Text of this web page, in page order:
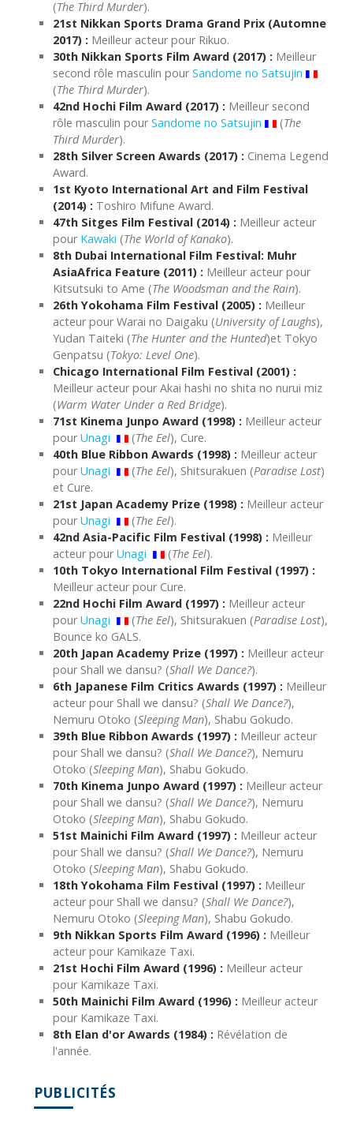
(The Third Murder).
21st Nikkan Sports Drama Grand Prix (Automne
2017) : Meilleur acteur pour Rikuo.
30th Nikkan Sports Film Award (2017) : Meilleur
second rôle masculin pourSandome no Satsujin
(The Third Murder).
42nd Hochi Film Award (2017) : Meilleur second
rôle masculin pourSandome no Satsujin (The
Third Murder).
28th Silver Screen Awards (2017) : Cinema Legend
Award.
1st Kyoto International Art and Film Festival
(2014) : Toshiro Mifune Award.
47th Sitges Film Festival (2014) : Meilleur acteur
pour Kawaki (The World of Kanako).
8th Dubai International Film Festival: Muhr
AsiaAfrica Feature (2011) : Meilleur acteur pour
Kitsutsuki to Ame (The Woodsman and the Rain).
26th Yokohama Film Festival (2005) : Meilleur
acteur pour Warai no Daigaku (University of Laughs),
Yudan Taiteki (The Hunter and the Hunted)et Tokyo
Genpatsu (Tokyo: Level One).
Chicago International Film Festival (2001) :
Meilleur acteur pour Akai hashi no shita no nurui miz
(Warm Water Under a Red Bridge).
71st Kinema Junpo Award (1998) : Meilleur acteur
pourUnagi (The Eel), Cure.
40th Blue Ribbon Awards (1998) : Meilleur acteur
pourUnagi (The Eel), Shitsurakuen (Paradise Lost)
et Cure.
21st Japan Academy Prize (1998) : Meilleur acteur
pourUnagi (The Eel).
42nd Asia-Pacific Film Festival (1998) : Meilleur
acteur pourUnagi (The Eel).
10th Tokyo International Film Festival (1997) :
Meilleur acteur pour Cure.
22nd Hochi Film Award (1997) : Meilleur acteur
pourUnagi (The Eel), Shitsurakuen (Paradise Lost),
Bounce ko GALS.
20th Japan Academy Prize (1997) : Meilleur acteur
pour Shall we dansu? (Shall We Dance?).
6th Japanese Film Critics Awards (1997) : Meilleur
acteur pour Shall we dansu? (Shall We Dance?),
Nemuru Otoko (Sleeping Man), Shabu Gokudo.
39th Blue Ribbon Awards (1997) : Meilleur acteur
pour Shall we dansu? (Shall We Dance?), Nemuru
Otoko (Sleeping Man), Shabu Gokudo.
70th Kinema Junpo Award (1997) : Meilleur acteur
pour Shall we dansu? (Shall We Dance?), Nemuru
Otoko (Sleeping Man), Shabu Gokudo.
51st Mainichi Film Award (1997) : Meilleur acteur
pour Shall we dansu? (Shall We Dance?), Nemuru
Otoko (Sleeping Man), Shabu Gokudo.
18th Yokohama Film Festival (1997) : Meilleur
acteur pour Shall we dansu? (Shall We Dance?),
Nemuru Otoko (Sleeping Man), Shabu Gokudo.
9th Nikkan Sports Film Award (1996) : Meilleur
acteur pour Kamikaze Taxi.
21st Hochi Film Award (1996) : Meilleur acteur
pour Kamikaze Taxi.
50th Mainichi Film Award (1996) : Meilleur acteur
pour Kamikaze Taxi.
8th Elan d'or Awards (1984) : Révélation de
l'année.
PUBLICITÉS